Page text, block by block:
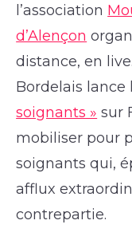
l’association
d’Alençon
distance, en
Bordelais lance
soignants » sur
mobiliser pour
soignants qui,
afflux
contrepartie.